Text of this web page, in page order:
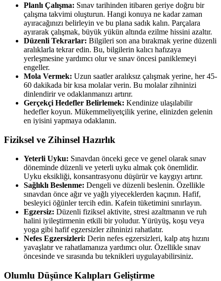
Planlı Çalışma: Sınav tarihinden itibaren geriye doğru bir
çalışma takvimi oluşturun. Hangi konuya ne kadar zaman
ayıracağınızı belirleyin ve bu plana sadık kalın. Parçalara
ayırarak çalışmak, büyük yükün altında ezilme hissini azaltır.
Düzenli Tekrarlar: Bilgileri son ana bırakmak yerine düzenli
aralıklarla tekrar edin. Bu, bilgilerin kalıcı hafızaya
yerleşmesine yardımcı olur ve sınav öncesi paniklemeyi
engeller.
Mola Vermek: Uzun saatler aralıksız çalışmak yerine, her 45-
60 dakikada bir kısa molalar verin. Bu molalar zihninizi
dinlendirir ve odaklanmanızı artırır.
Gerçekçi Hedefler Belirlemek: Kendinize ulaşılabilir
hedefler koyun. Mükemmeliyetçilik yerine, elinizden gelenin
en iyisini yapmaya odaklanın.
Fiziksel ve Zihinsel Hazırlık
Yeterli Uyku: Sınavdan önceki gece ve genel olarak sınav
döneminde düzenli ve yeterli uyku almak çok önemlidir.
Uyku eksikliği, konsantrasyonu düşürür ve kaygıyı artırır.
Sağlıklı Beslenme: Dengeli ve düzenli beslenin. Özellikle
sınavdan önce ağır ve yağlı yiyeceklerden kaçının. Hafif,
besleyici öğünler tercih edin. Kafein tüketimini sınırlayın.
Egzersiz: Düzenli fiziksel aktivite, stresi azaltmanın ve ruh
halini iyileştirmenin etkili bir yoludur. Yürüyüş, koşu veya
yoga gibi hafif egzersizler zihninizi rahatlatır.
Nefes Egzersizleri: Derin nefes egzersizleri, kalp atış hızını
yavaşlatır ve rahatlamanıza yardımcı olur. Özellikle sınav
öncesinde ve sırasında bu teknikleri uygulayabilirsiniz.
Olumlu Düşünce Kalıpları Geliştirme